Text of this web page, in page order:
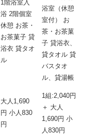
1階浴室入
浴 2階個室
休憩 お茶・
お茶菓子 貸
浴衣 貸タオ
ル
浴室（休憩
室付） お
茶・お茶菓
子 貸浴衣、
貸タオル 貸
バスタオ
ル、貸湯帳
大人1,690
円 小人830
円
1組:2,040円
＋ 大人
1,690円 小
人830円